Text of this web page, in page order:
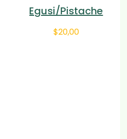
Egusi/Pistache
$20,00